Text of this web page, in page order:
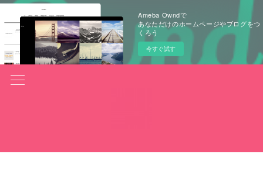
Ameba Owndで
あなただけのホームページやブログをつ
くろう
今すぐ試す